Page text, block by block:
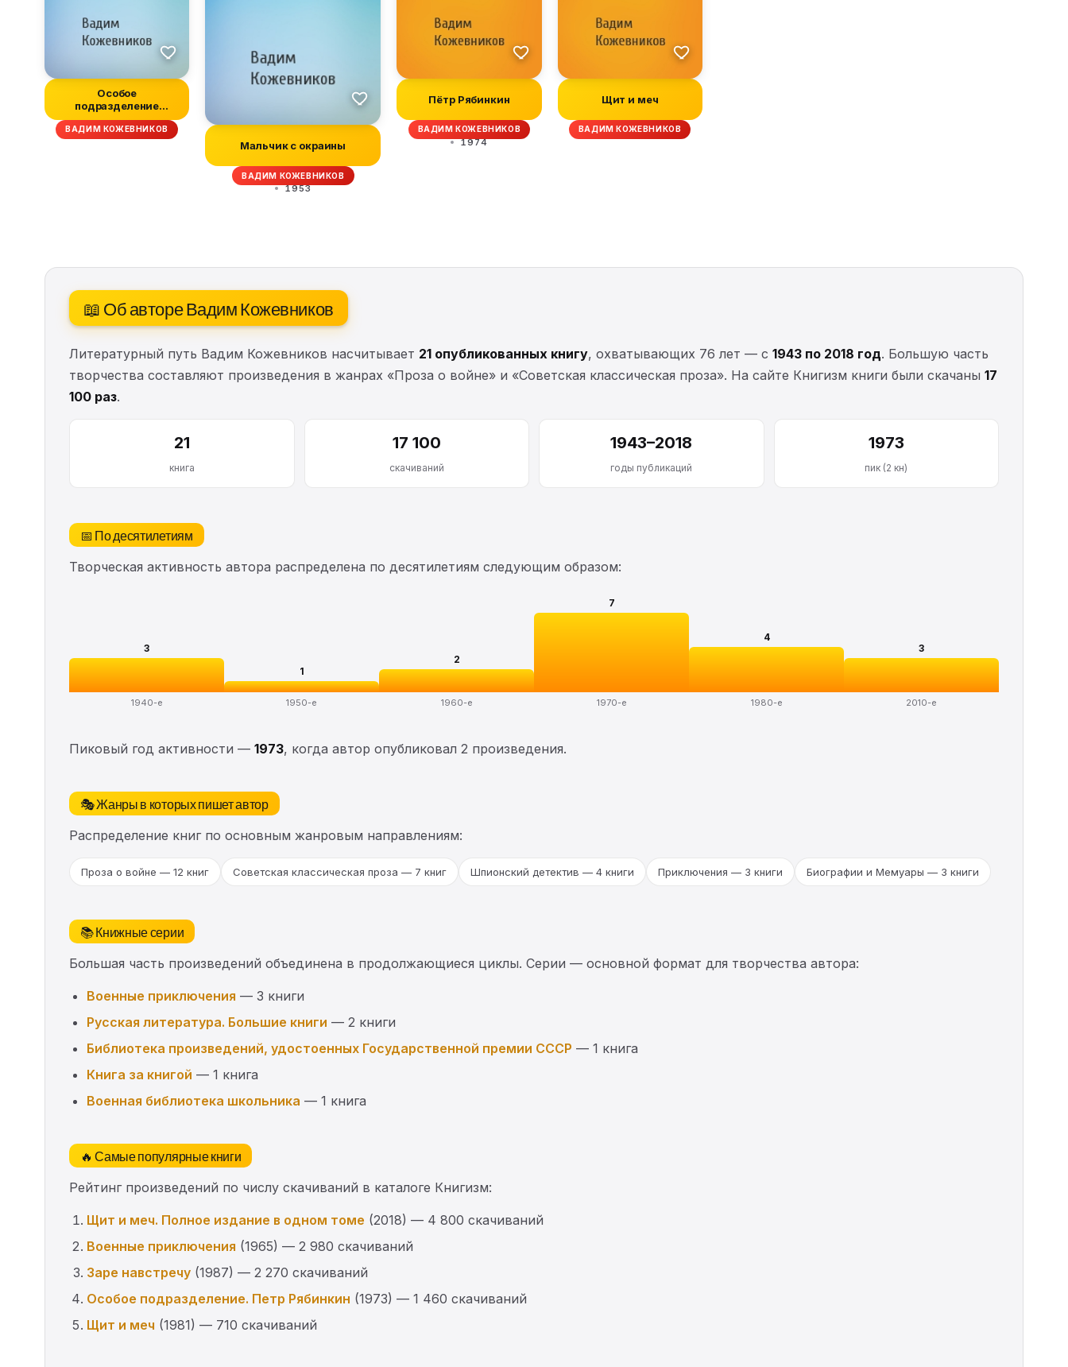
Особое
подразделение
(Степан Буков)
ВАДИМ КОЖЕВНИКОВ
Мальчик с окраины
ВАДИМ КОЖЕВНИКОВ
1953
Пётр Рябинкин
ВАДИМ КОЖЕВНИКОВ
1974
Щит и меч
ВАДИМ КОЖЕВНИКОВ
📖 Об авторе Вадим Кожевников
Литературный путь Вадим Кожевников насчитывает 21 опубликованных книгу, охватывающих 76 лет — с 1943 по 2018 год. Большую часть
творчества составляют произведения в жанрах «Проза о войне» и «Советская классическая проза». На сайте Книгизм книги были скачаны 17
100 раз.
21
книга
17 100
скачиваний
1943–2018
годы публикаций
1973
пик (2 кн)
📅 По десятилетиям
Творческая активность автора распределена по десятилетиям следующим образом:
3
1940-е
1
1950-е
2
1960-е
7
1970-е
4
1980-е
3
2010-е
Пиковый год активности — 1973, когда автор опубликовал 2 произведения.
🎭 Жанры в которых пишет автор
Распределение книг по основным жанровым направлениям:
Проза о войне — 12 книг Советская классическая проза — 7 книг Шпионский детектив — 4 книги Приключения — 3 книги Биографии и Мемуары — 3 книги
📚 Книжные серии
Большая часть произведений объединена в продолжающиеся циклы. Серии — основной формат для творчества автора:
Военные приключения — 3 книги
Русская литература. Большие книги — 2 книги
Библиотека произведений, удостоенных Государственной премии СССР — 1 книга
Книга за книгой — 1 книга
Военная библиотека школьника — 1 книга
🔥 Самые популярные книги
Рейтинг произведений по числу скачиваний в каталоге Книгизм:
Щит и меч. Полное издание в одном томе (2018) — 4 800 скачиваний
Военные приключения (1965) — 2 980 скачиваний
Заре навстречу (1987) — 2 270 скачиваний
Особое подразделение. Петр Рябинкин (1973) — 1 460 скачиваний
Щит и меч (1981) — 710 скачиваний